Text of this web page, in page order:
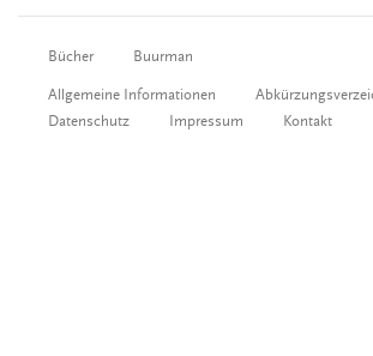
Bücher Buurman
Allgemeine Informationen
Datenschutz
Impressum Kontakt